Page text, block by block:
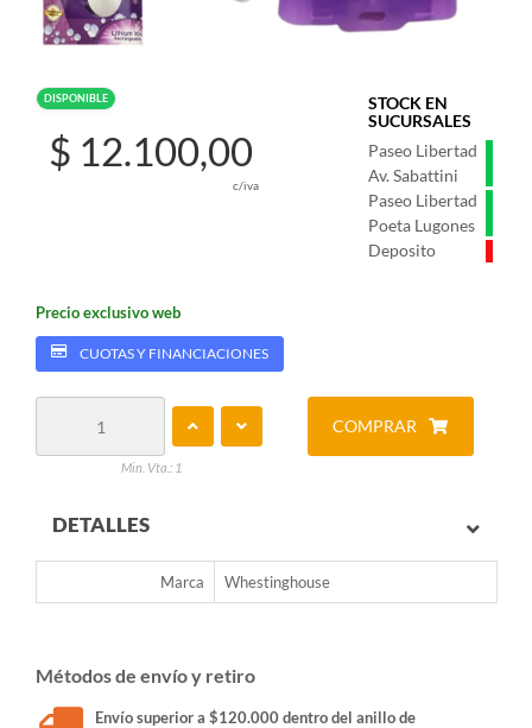
DISPONIBLE
STOCK EN
SUCURSALES
Paseo Libertad
Av. Sabattini
Paseo Libertad
Poeta Lugones
Deposito
$ 12.100,00
c/iva
Precio exclusivo web
CUOTAS Y FINANCIACIONES
Min. Vta.: 1
COMPRAR
DETALLES
Marca Whestinghouse
Métodos de envío y retiro
Envío superior a $120.000 dentro del anillo de